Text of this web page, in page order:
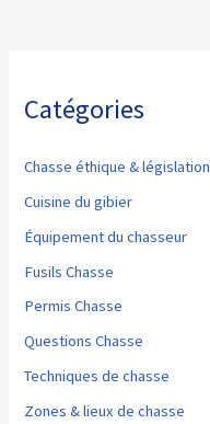
Catégories
Chasse éthique & législation
Cuisine du gibier
Équipement du chasseur
Fusils Chasse
Permis Chasse
Questions Chasse
Techniques de chasse
Zones & lieux de chasse